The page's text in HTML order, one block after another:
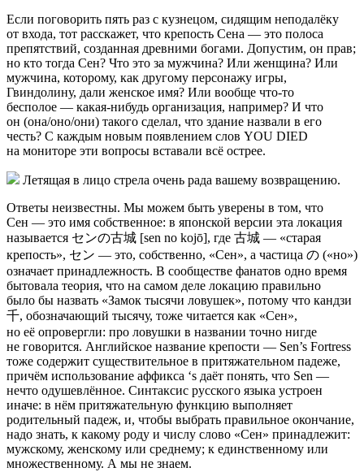
Если поговорить пять раз с кузнецом, сидящим неподалёку
от входа, тот расскажет, что крепость Сена — это полоса
препятствий, созданная древними богами. Допустим, он прав;
но кто тогда Сен? Что это за мужчина? Или женщина? Или
мужчина, которому, как другому персонажу игры,
Гвиндолину, дали женское имя? Или вообще что-то
бесполое — какая-нибудь организация, например? И что
он (она/оно/они) такого сделал, что здание назвали в его
честь? С каждым новым появлением слов YOU DIED
на мониторе эти вопросы вставали всё острее.
Летящая в лицо стрела очень рада вашему возвращению.
Ответы неизвестны. Мы можем быть уверены в том, что
Сен — это имя собственное: в японской версии эта локация
называется センの古城 [sen no kojō], где 古城 — «старая
крепость», セン — это, собственно, «Сен», а частица の («но»)
означает принадлежность. В сообществе фанатов одно время
бытовала теория, что на самом деле локацию правильно
было бы назвать «Замок тысячи ловушек», потому что кандзи
千, обозначающий тысячу, тоже читается как «Сен»,
но её опровергли: про ловушки в названии точно нигде
не говорится. Английское название крепости — Sen’s Fortress
тоже содержит существительное в притяжательном падеже,
причём использование аффикса ‘s даёт понять, что Sen —
нечто одушевлённое. Синтаксис русского языка устроен
иначе: в нём притяжательную функцию выполняет
родительный падеж, и, чтобы выбрать правильное окончание,
надо знать, к какому роду и числу слово «Сен» принадлежит:
мужскому, женскому или среднему; к единственному или
множественному. А мы не знаем.